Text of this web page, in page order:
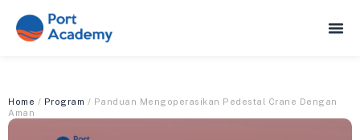
Home / Program / Panduan Mengoperasikan Pedestal Crane Dengan
Aman